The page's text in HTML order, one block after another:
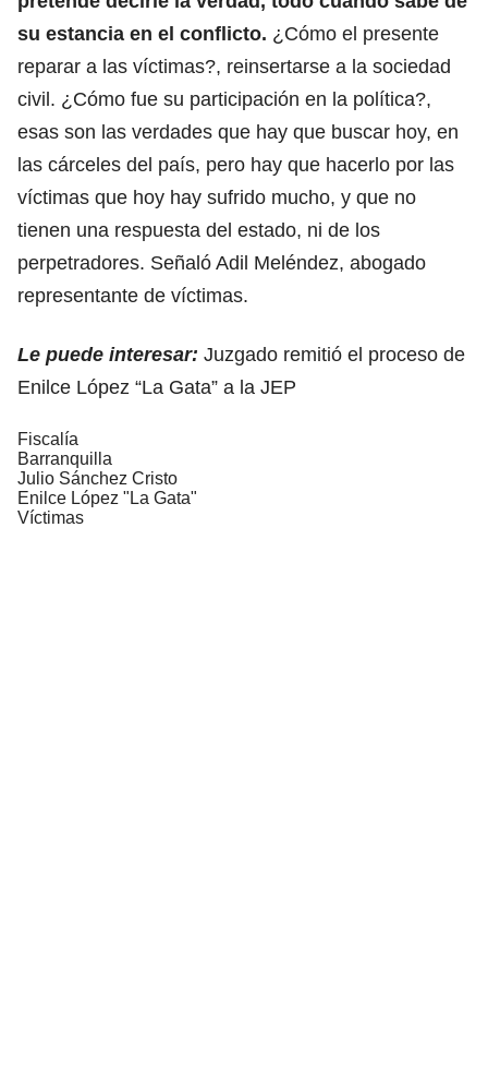
su estancia en el conflicto. ¿Cómo el presente
reparar a las víctimas?, reinsertarse a la sociedad
civil. ¿Cómo fue su participación en la política?,
esas son las verdades que hay que buscar hoy, en
las cárceles del país, pero hay que hacerlo por las
víctimas que hoy hay sufrido mucho, y que no
tienen una respuesta del estado, ni de los
perpetradores. Señaló Adil Meléndez, abogado
representante de víctimas.
Le puede interesar: Juzgado remitió el proceso de
Enilce López “La Gata” a la JEP
Fiscalía
Barranquilla
Julio Sánchez Cristo
Enilce López "La Gata"
Víctimas